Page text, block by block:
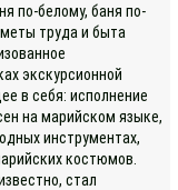
по-белому, баня по-
труда и быта
экскурсионной
в себя: исполнение
на марийском языке,
инструментах,
костюмов.
стал